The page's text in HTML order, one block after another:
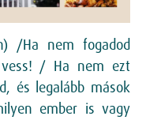
/Ha nem fogadod
/ Ha nem ezt
és legalább mások
ember is vagy